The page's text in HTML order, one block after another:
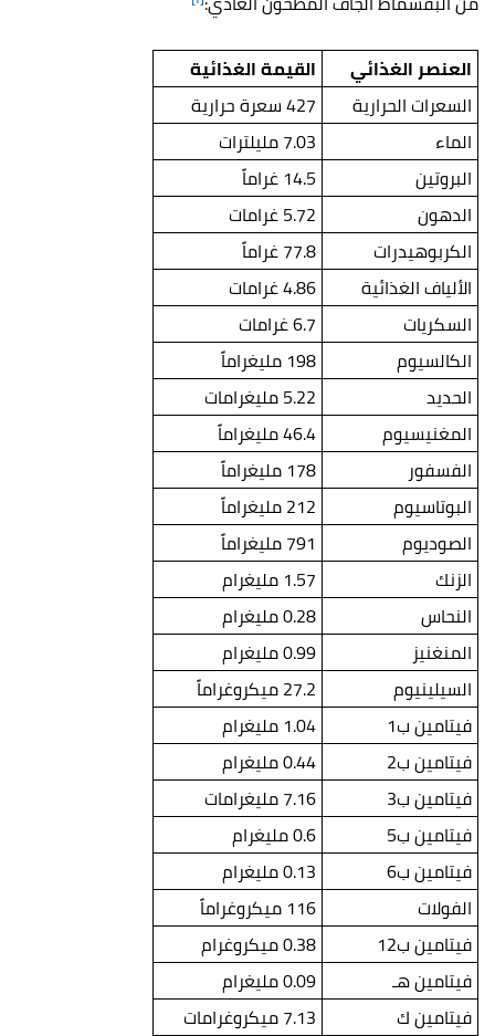
العنصر الغذائي
القيمة الغذائية
السعرات الحرارية
427 سعرة حرارية
الماء
7.03 مليلترات
البروتين
14.5 غراماً
الدهون
5.72 غرامات
الكربوهيدرات
77.8 غراماً
الألياف الغذائية
4.86 غرامات
السكريات
6.7 غرامات
الكالسيوم
198 مليغراماً
الحديد
5.22 مليغرامات
المغنيسيوم
46.4 مليغراماً
الفسفور
178 مليغراماً
البوتاسيوم
212 مليغراماً
الصوديوم
791 مليغراماً
الزنك
1.57 مليغرام
النحاس
0.28 مليغرام
المنغنيز
0.99 مليغرام
السيلينيوم
27.2 ميكروغراماً
فيتامين ب1
1.04 مليغرام
فيتامين ب2
0.44 مليغرام
فيتامين ب3
7.16 مليغرامات
فيتامين ب5
0.6 مليغرام
فيتامين ب6
0.13 مليغرام
الفولات
116 ميكروغراماً
فيتامين ب12
0.38 ميكروغرام
فيتامين هـ
0.09 مليغرام
فيتامين ك
7.13 ميكروغرامات